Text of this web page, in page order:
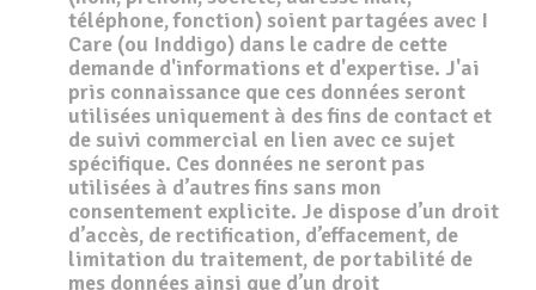
téléphone, fonction) soient partagées avec I
Care (ou Inddigo) dans le cadre de cette
demande d'informations et d'expertise. J'ai
pris connaissance que ces données seront
utilisées uniquement à des fins de contact et
de suivi commercial en lien avec ce sujet
spécifique. Ces données ne seront pas
utilisées à d’autres fins sans mon
consentement explicite. Je dispose d’un droit
d’accès, de rectification, d’effacement, de
limitation du traitement, de portabilité de
mes données ainsi que d’un droit